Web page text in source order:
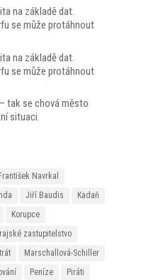
na základě dat.
se může protáhnout
na základě dat.
se může protáhnout
tak se chová město
situaci.
František Navrkal
Jiří Baudis
Kadaň
Korupce
zastupitelstvo
Marschallová-Schiller
Peníze
Piráti